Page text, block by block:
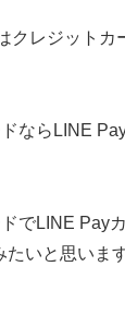
クレジットカ
ならLINE
でLINE Pay
いと思います